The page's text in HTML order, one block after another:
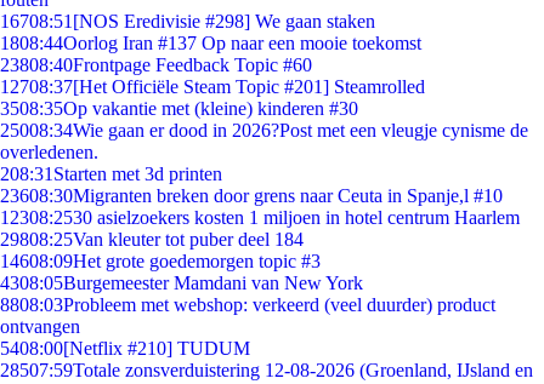
16708:51 [NOS Eredivisie #298] We gaan staken
1808:44Oorlog Iran #137 Op naar een mooie toekomst
23808:40Frontpage Feedback Topic #60
12708:37[Het Officiële Steam Topic #201] Steamrolled
3508:35Op vakantie met (kleine) kinderen #30
25008:34Wie gaan er dood in 2026?Post met een vleugje cynisme de
overledenen.
208:31 Starten met 3d printen
23608:30Migranten breken door grens naar Ceuta in Spanje,l #10
12308:2530 asielzoekers kosten 1 miljoen in hotel centrum Haarlem
29808:25Van kleuter tot puber deel 184
14608:09Het grote goedemorgen topic #3
4308:05Burgemeester Mamdani van New York
8808:03Probleem met webshop: verkeerd (veel duurder) product
ontvangen
5408:00[Netflix #210] TUDUM
28507:59Totale zonsverduistering 12-08-2026 (Groenland, IJsland en